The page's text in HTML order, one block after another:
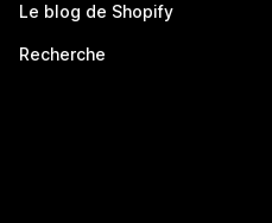
Le blog de Shopify
Recherche